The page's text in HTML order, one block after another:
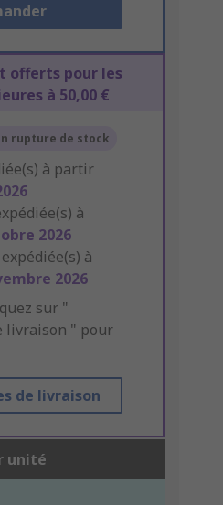
offerts pour les
à 50,00 €
rupture de stock
à partir
à
2026
à
2026
sur "
livraison " pour
de livraison
unité